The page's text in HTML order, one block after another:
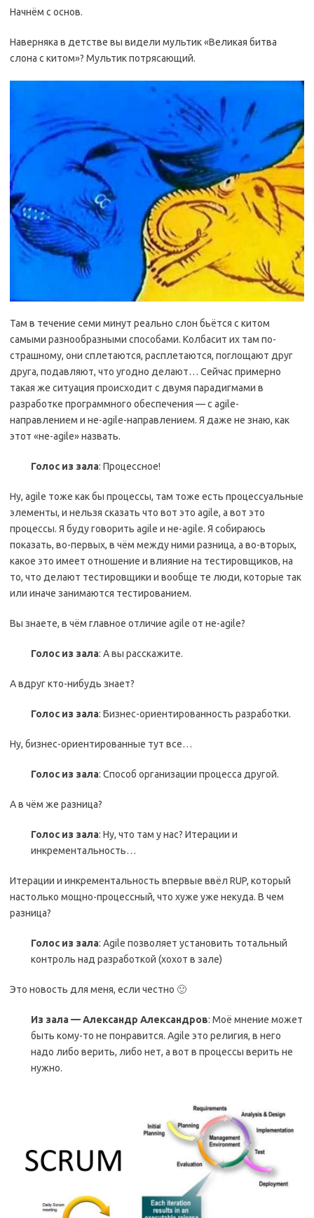
Начнём с основ.
Наверняка в детстве вы видели мультик «Великая битва
слона с китом»? Мультик потрясающий.
Там в течение семи минут реально слон бьётся с китом
самыми разнообразными способами. Колбасит их там по-
страшному, они сплетаются, расплетаются, поглощают друг
друга, подавляют, что угодно делают… Сейчас примерно
такая же ситуация происходит с двумя парадигмами в
разработке программного обеспечения — с agile-
направлением и не-agile-направлением. Я даже не знаю, как
этот «не-agile» назвать.
Голос из зала: Процессное!
Ну, agile тоже как бы процессы, там тоже есть процессуальные
элементы, и нельзя сказать что вот это agile, а вот это
процессы. Я буду говорить agile и не-agile. Я собираюсь
показать, во-первых, в чём между ними разница, а во-вторых,
какое это имеет отношение и влияние на тестировщиков, на
то, что делают тестировщики и вообще те люди, которые так
или иначе занимаются тестированием.
Вы знаете, в чём главное отличие agile от не-agile?
Голос из зала: А вы расскажите.
А вдруг кто-нибудь знает?
Голос из зала: Бизнес-ориентированность разработки.
Ну, бизнес-ориентированные тут все…
Голос из зала: Способ организации процесса другой.
А в чём же разница?
Голос из зала: Ну, что там у нас? Итерации и
инкрементальность…
Итерации и инкрементальность впервые ввёл RUP, который
настолько мощно-процессный, что хуже уже некуда. В чем
разница?
Голос из зала: Agile позволяет установить тотальный
контроль над разработкой (хохот в зале)
Это новость для меня, если честно 🙂
Из зала — Александр Александров: Моё мнение может
быть кому-то не понравится. Agile это религия, в него
надо либо верить, либо нет, а вот в процессы верить не
нужно.